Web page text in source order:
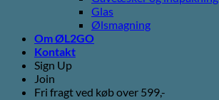
Glas
Ølsmagning
Om ØL2GO
Kontakt
Sign Up
Join
Fri fragt ved køb over 599,-